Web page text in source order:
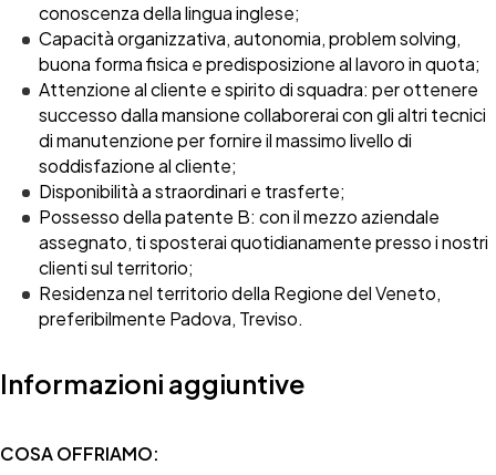
conoscenza della lingua inglese;
Capacità organizzativa, autonomia, problem solving,
buona forma fisica e predisposizione al lavoro in quota;
Attenzione al cliente e spirito di squadra: per ottenere
successo dalla mansione collaborerai con gli altri tecnici
di manutenzione per fornire il massimo livello di
soddisfazione al cliente;
Disponibilità a straordinari e trasferte;
Possesso della patente B: con il mezzo aziendale
assegnato, ti sposterai quotidianamente presso i nostri
clienti sul territorio;
Residenza nel territorio della Regione del Veneto,
preferibilmente Padova, Treviso.
Informazioni aggiuntive
COSA OFFRIAMO: